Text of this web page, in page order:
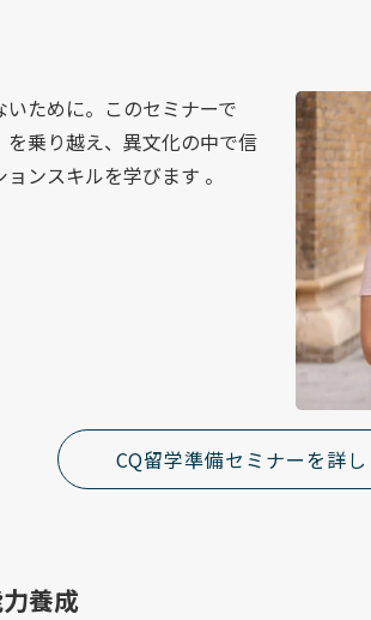
ために。このセミナーで
乗り越え、異文化の中で信
ンスキルを学びます 。
CQ留学準備セミナーを詳
養成